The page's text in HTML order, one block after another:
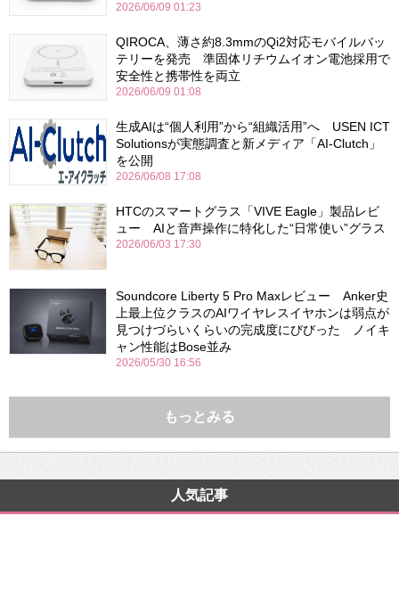
2026/06/09 01:23
QIROCA、薄さ約8.3mmのQi2対応モバイルバッ
テリーを発売 準固体リチウムイオン電池採用で
安全性と携帯性を両立
2026/06/09 01:08
生成AIは“個人利用”から“組織活用”へ USEN ICT
Solutionsが実態調査と新メディア「AI-Clutch」
を公開
2026/06/08 17:08
HTCのスマートグラス「VIVE Eagle」製品レビ
ュー AIと音声操作に特化した“日常使い”グラス
2026/06/03 17:30
Soundcore Liberty 5 Pro Maxレビュー Anker史
上最上位クラスのAIワイヤレスイヤホンは弱点が
見つけづらいくらいの完成度にびびった ノイキ
ャン性能はBose並み
2026/05/30 16:56
もっとみる
人気記事